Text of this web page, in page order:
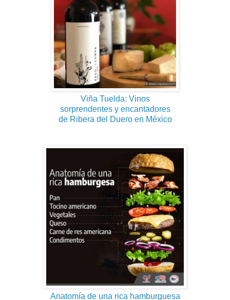
Viña Tuelda: Vinos
sorprendentes y encantadores
de Ribera del Duero en México
Anatomía de una rica hamburguesa